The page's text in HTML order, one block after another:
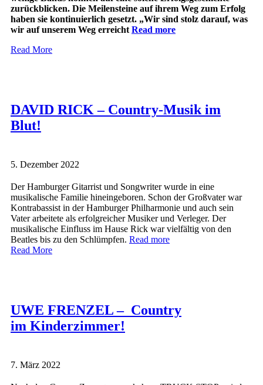
zurückblicken. Die Meilensteine auf ihrem Weg zum Erfolg
haben sie kontinuierlich gesetzt. „Wir sind stolz darauf, was
wir auf unserem Weg erreicht Read more
Read More
DAVID RICK – Country-Musik im
Blut!
5. Dezember 2022
Der Hamburger Gitarrist und Songwriter wurde in eine
musikalische Familie hineingeboren. Schon der Großvater war
Kontrabassist in der Hamburger Philharmonie und auch sein
Vater arbeitete als erfolgreicher Musiker und Verleger. Der
musikalische Einfluss im Hause Rick war vielfältig von den
Beatles bis zu den Schlümpfen. Read more
Read More
UWE FRENZEL – Country
im Kinderzimmer!
7. März 2022